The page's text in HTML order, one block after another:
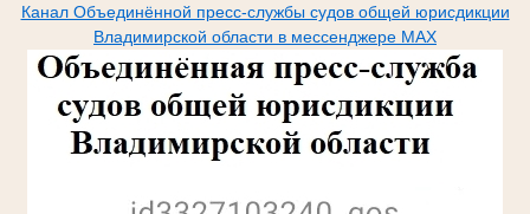
Канал Объединённой пресс-службы судов общей юрисдикции
Владимирской области в мессенджере МАХ